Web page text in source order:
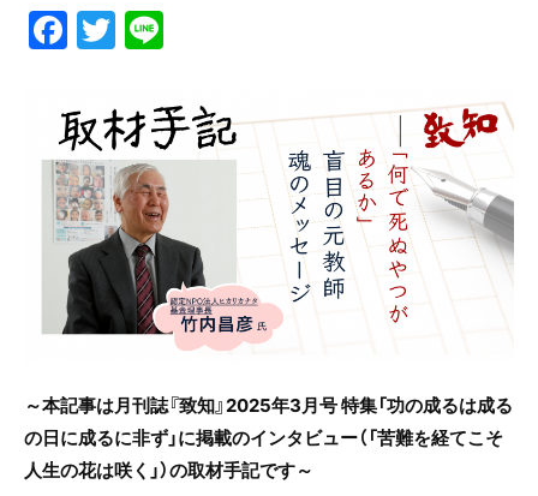
F
a
c
e
b
o
o
k
T
w
itt
er
e
～本記事は月刊誌『致知』2025年3月号 特集「功の成るは成る
の日に成るに非ず」に掲載のインタビュー（「苦難を経てこそ
人生の花は咲く」）の取材手記です～